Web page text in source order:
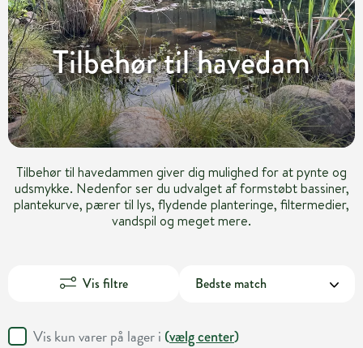
Tilbehør til havedam
Tilbehør til havedammen giver dig mulighed for at pynte og
udsmykke. Nedenfor ser du udvalget af formstøbt bassiner,
plantekurve, pærer til lys, flydende planteringe, filtermedier,
vandspil og meget mere.
Vis filtre
Vis kun varer på lager i (vælg center)